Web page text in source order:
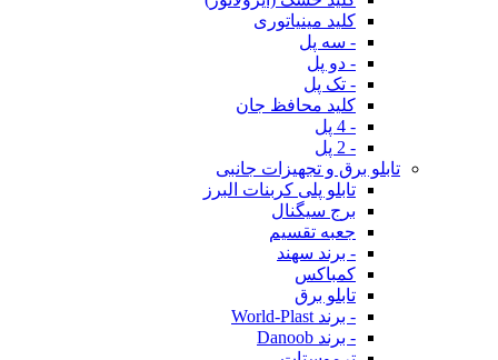
کلید مینیاتوری
- سه پل
- دو پل
- تک پل
کلید محافظ جان
- 4 پل
- 2 پل
تابلو برق و تجهیزات جانبی
تابلو پلی کربنات البرز
برج سیگنال
جعبه تقسیم
- برند سهند
کمباکس
تابلو برق
- برند World-Plast
- برند Danoob